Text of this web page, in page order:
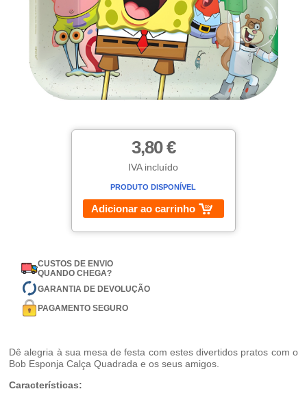
3,80 €
IVA incluído
PRODUTO DISPONÍVEL
Adicionar ao carrinho
CUSTOS DE ENVIO
QUANDO CHEGA?
GARANTIA DE DEVOLUÇÃO
PAGAMENTO SEGURO
Dê alegria à sua mesa de festa com estes divertidos pratos com o
Bob Esponja Calça Quadrada e os seus amigos.
Características: